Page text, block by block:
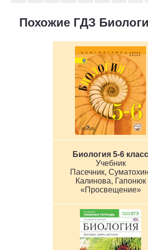
Похожие ГДЗ
Биология 5-6 класс
Учебник
Пасечник,
Калинова, Гапонюк
«Просвещение»